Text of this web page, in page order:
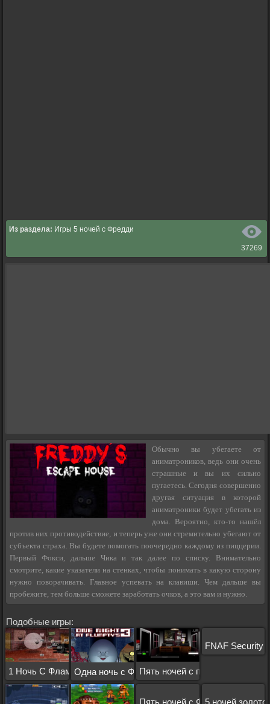
37269
Из раздела: Игры 5 ночей с Фредди
Обычно вы убегаете от
аниматроников, ведь они очень
страшные и вы их сильно
пугаетесь. Сегодня совершенно
другая ситуация в которой
аниматроники будет убегать из
дома. Вероятно, кто-то нашёл
против них противодействие, и теперь уже они стремительно убегают от
субъекта страха. Вы будете помогать поочередно каждому из пиццерии.
Первый Фокси, дальше Чика и так далее по списку. Внимательно
смотрите, какие указатели на стенках, чтобы понимать в какую сторону
нужно поворачивать. Главное успевать на клавиши. Чем дальше вы
пробежите, тем больше сможете заработать очков, а это вам и нужно.
Подобные игры:
1 Ночь С Флампи 2Одна ночь с Флампи 3Пять ночей с пони
FNAF Security
Пять ночей с Фредди 4
5 ночей